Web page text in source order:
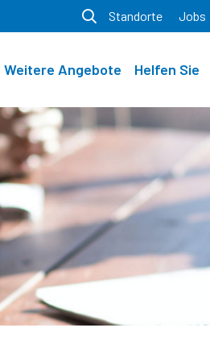
Standorte Jobs
Weitere Angebote Helfen Sie